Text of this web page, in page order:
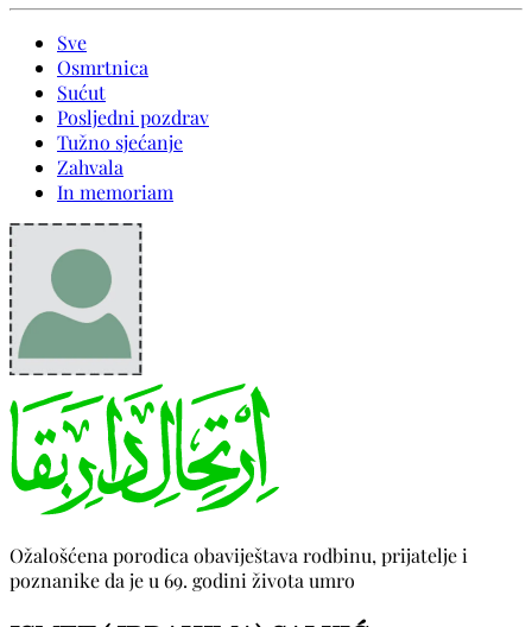
Sve
Osmrtnica
Sućut
Posljedni pozdrav
Tužno sjećanje
Zahvala
In memoriam
Ožalošćena porodica obaviještava rodbinu, prijatelje i
poznanike da je u 69. godini života umro